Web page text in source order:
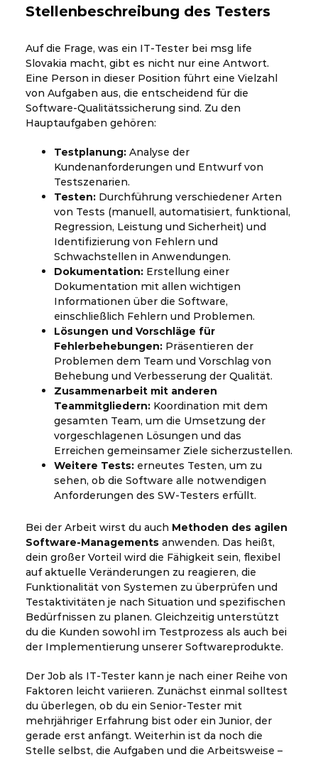
Stellenbeschreibung des Testers
Auf die Frage, was ein IT-Tester bei msg life
Slovakia macht, gibt es nicht nur eine Antwort.
Eine Person in dieser Position führt eine Vielzahl
von Aufgaben aus, die entscheidend für die
Software-Qualitätssicherung sind. Zu den
Hauptaufgaben gehören:
Testplanung:Analyse der
Kundenanforderungen und Entwurf von
Testszenarien.
Testen:Durchführung verschiedener Arten
von Tests (manuell, automatisiert, funktional,
Regression, Leistung und Sicherheit) und
Identifizierung von Fehlern und
Schwachstellen in Anwendungen.
Dokumentation:Erstellung einer
Dokumentation mit allen wichtigen
Informationen über die Software,
einschließlich Fehlern und Problemen.
Lösungen und Vorschläge für
Fehlerbehebungen:Präsentieren der
Problemen dem Team und Vorschlag von
Behebung und Verbesserung der Qualität.
Zusammenarbeit mit anderen
Teammitgliedern:Koordination mit dem
gesamten Team, um die Umsetzung der
vorgeschlagenen Lösungen und das
Erreichen gemeinsamer Ziele sicherzustellen.
Weitere Tests:erneutes Testen, um zu
sehen, ob die Software alle notwendigen
Anforderungen des SW-Testers erfüllt.
Bei der Arbeit wirst du auch Methoden des agilen
Software-Managementsanwenden. Das heißt,
dein großer Vorteil wird die Fähigkeit sein, flexibel
auf aktuelle Veränderungen zu reagieren, die
Funktionalität von Systemen zu überprüfen und
Testaktivitäten je nach Situation und spezifischen
Bedürfnissen zu planen. Gleichzeitig unterstützt
du die Kunden sowohl im Testprozess als auch bei
der Implementierung unserer Softwareprodukte.
Der Job als IT-Tester kann je nach einer Reihe von
Faktoren leicht variieren. Zunächst einmal solltest
du überlegen, ob du ein Senior-Tester mit
mehrjähriger Erfahrung bist oder ein Junior, der
gerade erst anfängt. Weiterhin ist da noch die
Stelle selbst, die Aufgaben und die Arbeitsweise –